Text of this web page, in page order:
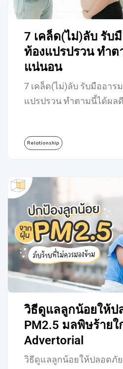
7 เคล็ด(ไม่)ลับ รับ
ท้องแปรปรวน ทำ
แน่นอน
7 เคล็ด(ไม่)ลับ รับมืออา
แปรปรวน ทำตามนี้ได้ผล
Relationship
วิธีดูแลลูกน้อยให้ป
PM2.5 มลพิษร้ายใ
Advertorial
วิธีดูแลลูกน้อยให้ปลอดภั